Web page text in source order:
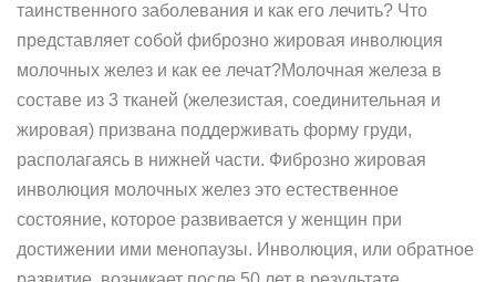
таинственного заболевания и как его лечить? Что
представляет собой фиброзно жировая инволюция
молочных желез и как ее лечат?Молочная железа в
составе из 3 тканей (железистая, соединительная и
жировая) призвана поддерживать форму груди,
располагаясь в нижней части. Фиброзно жировая
инволюция молочных желез это естественное
состояние, которое развивается у женщин при
достижении ими менопаузы. Инволюция, или обратное